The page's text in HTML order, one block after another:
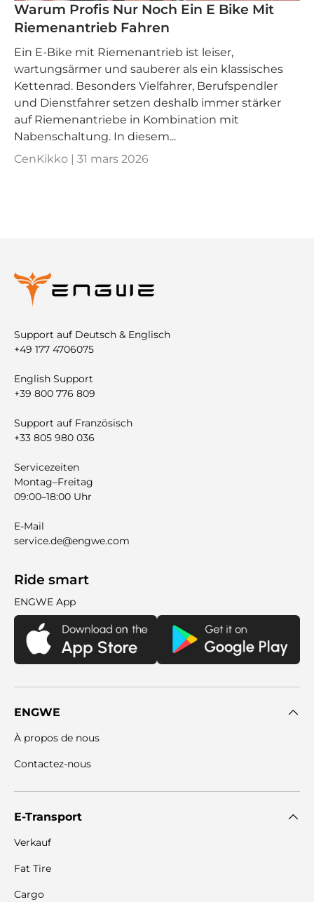
Warum Profis Nur Noch Ein E Bike Mit
Riemenantrieb Fahren
Ein E‑Bike mit Riemenantrieb ist leiser,
wartungsärmer und sauberer als ein klassisches
Kettenrad. Besonders Vielfahrer, Berufspendler
und Dienstfahrer setzen deshalb immer stärker
auf Riemenantriebe in Kombination mit
Nabenschaltung. In diesem...
CenKikko | 31 mars 2026
Support auf Deutsch & Englisch
+49 177 4706075
English Support
+39 800 776 809
Support auf Französisch
+33 805 980 036
Servicezeiten
Montag–Freitag
09:00–18:00 Uhr
E-Mail
service.de@engwe.com
Ride smart
ENGWE App
ENGWE
À propos de nous
Contactez-nous
E-Transport
Verkauf
Fat Tire
Cargo